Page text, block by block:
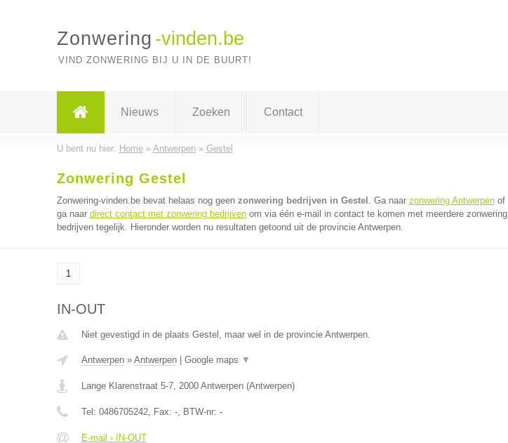
Zonwering -vinden.be
VIND ZONWERING BIJ U IN DE BUURT!
Nieuws Zoeken Contact
U bent nu hier: Home» Antwerpen» Gestel
Zonwering Gestel
Zonwering-vinden.be bevat helaas nog geen zonwering bedrijven in Gestel . Ga naar zonwering Antwerpenof
ga naar direct contact met zonwering bedrijvenom via één e-mail in contact te komen met meerdere zonwering
bedrijven tegelijk. Hieronder worden nu resultaten getoond uit de provincie Antwerpen.
1
IN-OUT
Niet gevestigd in de plaats Gestel, maar wel in de provincie Antwerpen.
Antwerpen» Antwerpen| Google maps ▼
Lange Klarenstraat 5-7, 2000 Antwerpen(Antwerpen)
Tel: 0486705242, Fax: -, BTW-nr: -
E-mail › IN-OUT